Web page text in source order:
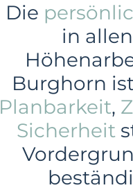
Die
in
Burghorn
Planbarkeit,
Sicherheit